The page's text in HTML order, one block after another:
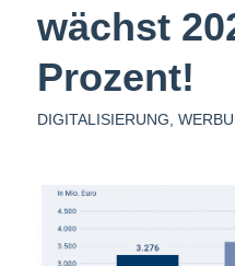
wächst
Prozent!
DIGITALISIERUNG